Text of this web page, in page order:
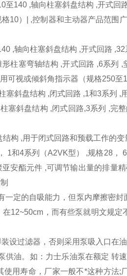
140 ,轴向柱塞斜盘结构 ,开式回
10）| ,控制器和主动器产品范围
,轴向柱塞斜盘结构 ,开式回路 ,32
柱塞弯轴结构 ,开式回路 ,6系列 ,
可视或倾斜角指示器（规格250至
斜盘结构 ,闭式回路 ,1和3系列 ,
斜盘结构 ,闭式回路,3系列 ,完
构 ,用于闭式回路和预载工作的变
和4系列（A2VK型） ,规格28，
安酯元件 ,可调节输出量的排量
一定的自吸能力，但泵内摩擦密
12~50cm，而有些泵就明文规
设过滤器，否则采用泵吸入口在油
油。如：力士乐油泵在额定 转
用寿命，厂家一般不*这种方法;